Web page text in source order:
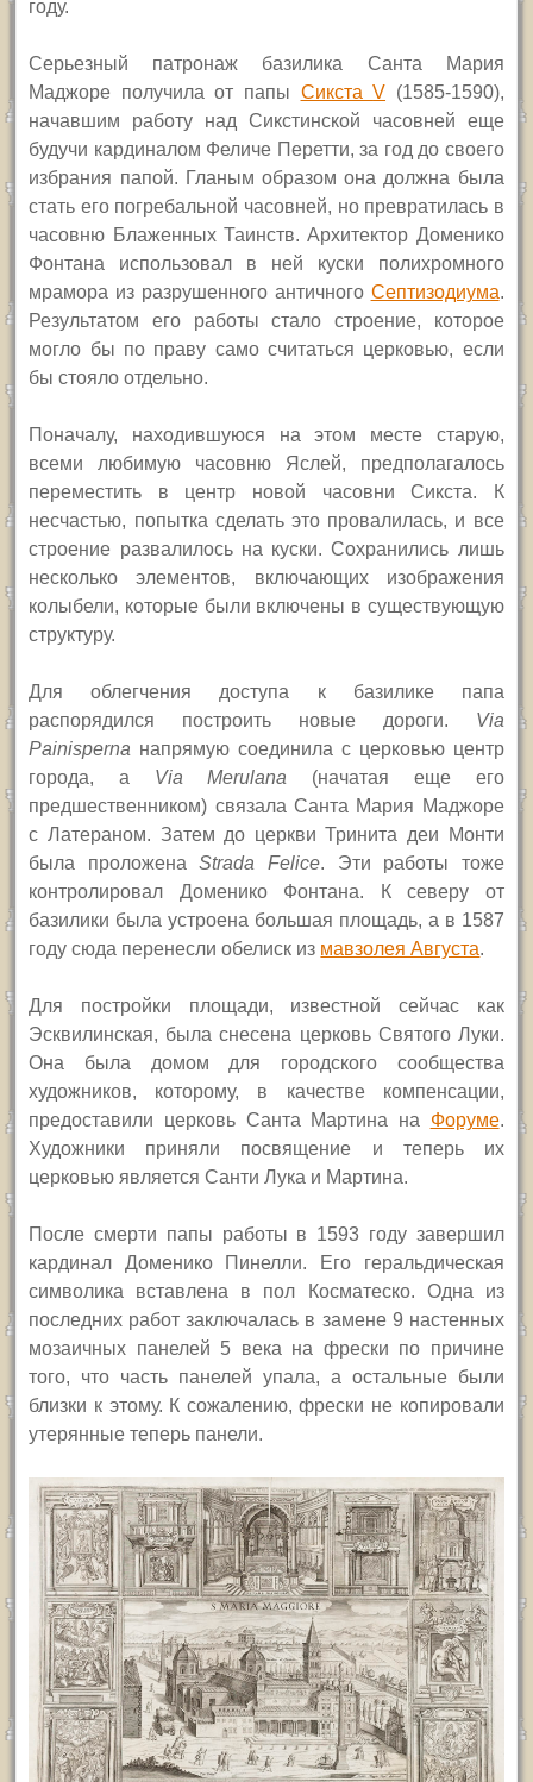
году.
Серьезный патронаж базилика Санта Мария
Маджоре получила от папы СикстаV (1585-1590),
начавшим работу над Сикстинской часовней еще
будучи кардиналом Феличе Перетти, за год до своего
избрания папой. Гланым образом она должна была
стать его погребальной часовней, но превратилась в
часовню Блаженных Таинств. Архитектор Доменико
Фонтана использовал в ней куски полихромного
мрамора из разрушенного античного Септизодиума.
Результатом его работы стало строение, которое
могло бы по праву само считаться церковью, если
бы стояло отдельно.
Поначалу, находившуюся на этом месте старую,
всеми любимую часовню Яслей, предполагалось
переместить в центр новой часовни Сикста. К
несчастью, попытка сделать это провалилась, и все
строение развалилось на куски.Сохранились лишь
несколько элементов, включающих изображения
колыбели, которые были включены в существующую
структуру.
Для облегчения доступа к базилике папа
распорядился построить новые дороги. Via
Painisperna напрямую соединила с церковью центр
города, а Via Merulana
(начатая еще его
предшественником) связала Санта Мария Маджоре
с Латераном. Затем до церкви Тринита деи Монти
была проложенаStrada Felice. Эти работы тоже
контролировал Доменико Фонтана. К северу от
базилики была устроена большая площадь, а в 1587
году сюда перенесли обелиск из мавзолея Августа.
Для постройки площади, известной сейчас как
Эсквилинская, была снесена церковь Святого Луки.
Она была домом для городского сообщества
художников, которому, в качестве компенсации,
предоставили церковь Санта Мартина на Форуме.
Художники приняли посвящение и теперь их
церковью является Санти Лука и Мартина.
После смерти папы работы в 1593 году завершил
кардинал Доменико Пинелли. Его геральдическая
символика вставлена в пол Косматеско. Одна из
последних работ заключалась в замене 9 настенных
мозаичных панелей 5 века на фрески по причине
того, что часть панелей упала, а остальные были
близки к этому. К сожалению, фрески не копировали
утерянные теперь панели.